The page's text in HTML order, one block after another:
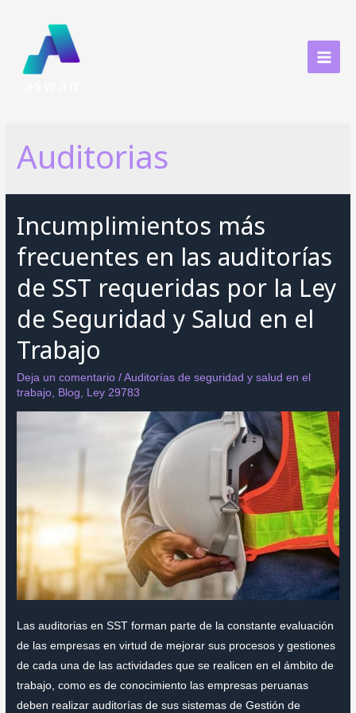
contenido
Auditorias
Incumplimientos más
frecuentes en las auditorías
de SST requeridas por la Ley
de Seguridad y Salud en el
Trabajo
Deja un comentario /Auditorías de seguridad y salud en el
trabajo, Blog, Ley 29783
Las auditorias en SST forman parte de la constante evaluación
de las empresas en virtud de mejorar sus procesos y gestiones
de cada una de las actividades que se realicen en el ámbito de
trabajo, como es de conocimiento las empresas peruanas
deben realizar auditorías de sus sistemas de Gestión de